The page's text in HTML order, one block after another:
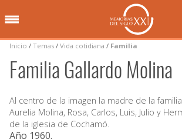
Inicio / Temas / Vida cotidiana / Familia
Familia Gallardo Molina
Al centro de la imagen la madre de la
Aurelia Molina, Rosa, Carlos, Luis, Julio y
de la iglesia de Cochamó.
Año 1960.